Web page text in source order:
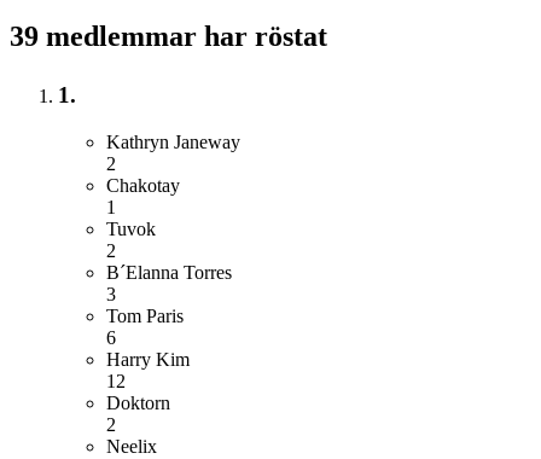
39 medlemmar har röstat
1.
Kathryn Janeway
2
Chakotay
1
Tuvok
2
B´Elanna Torres
3
Tom Paris
6
Harry Kim
12
Doktorn
2
Neelix